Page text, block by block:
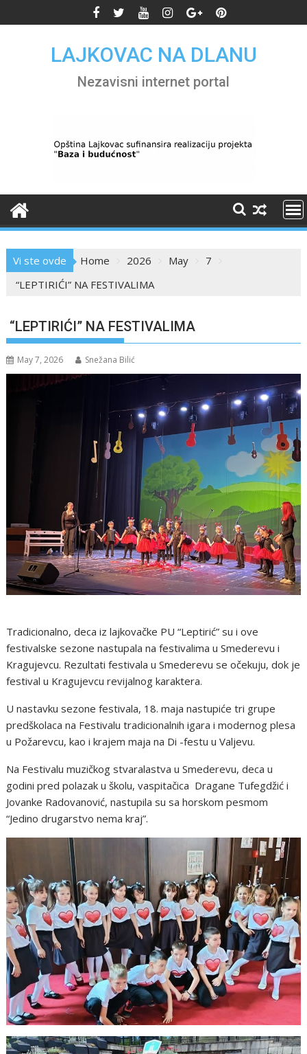
to
LAJKOVAC NA DLANU
Nezavisni internet portal
Vi ste ovde Home 2026 May
7
“LEPTIRIĆI” NA FESTIVALIMA
“LEPTIRIĆI” NA FESTIVALIMA
May 7, 2026 Snežana Bilić
Tradicionalno, deca iz lajkovačke PU “Leptirić” su i ove
festivalske sezone nastupala na festivalima u Smederevu i
Kragujevcu. Rezultati festivala u Smederevu se očekuju, dok je
festival u Kragujevcu revijalnog karaktera.
U nastavku sezone festivala, 18. maja nastupiće tri grupe
predškolaca na Festivalu tradicionalnih igara i modernog plesa
u Požarevcu, kao i krajem maja na Di -festu u Valjevu.
Na Festivalu muzičkog stvaralastva u Smederevu, deca u
godini pred polazak u školu, vaspitačica Dragane Tufegdžić i
Jovanke Radovanović, nastupila su sa horskom pesmom
“Jedino drugarstvo nema kraj”.